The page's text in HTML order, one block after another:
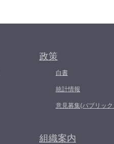
政策
白書
統計情報
意見募集(パブリック
組織案内